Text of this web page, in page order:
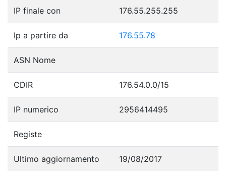
IP finale con 176.55.255.255
Ip a partire da 176.55.78
ASN Nome
CDIR 176.54.0.0/15
IP numerico 2956414495
Registe
Ultimo aggiornamento 19/08/2017